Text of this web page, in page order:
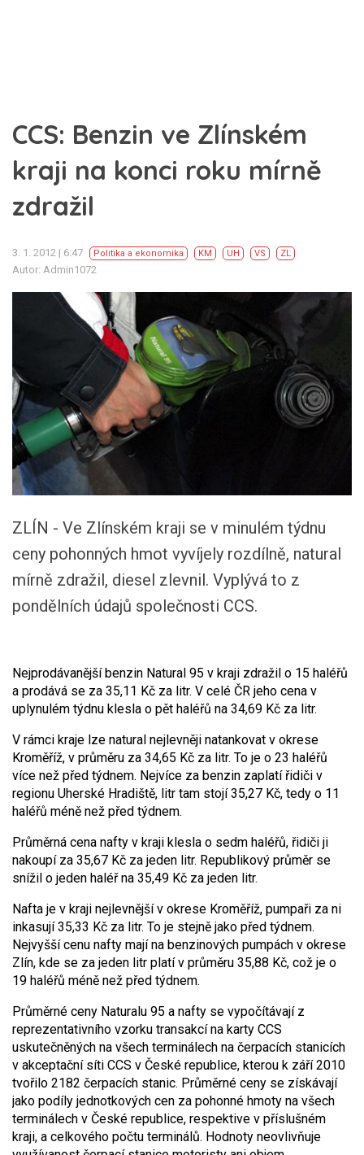
CCS: Benzin ve Zlínském
kraji na konci roku mírně
zdražil
3. 1. 2012 | 6:47 Politika a ekonomika KM UH VS ZL
Autor: Admin1072
ZLÍN - Ve Zlínském kraji se v minulém týdnu
ceny pohonných hmot vyvíjely rozdílně, natural
mírně zdražil, diesel zlevnil. Vyplývá to z
pondělních údajů společnosti CCS.
Nejprodávanější benzin Natural 95 v kraji zdražil o 15 haléřů
a prodává se za 35,11 Kč za litr. V celé ČR jeho cena v
uplynulém týdnu klesla o pět haléřů na 34,69 Kč za litr.
V rámci kraje lze natural nejlevněji natankovat v okrese
Kroměříž, v průměru za 34,65 Kč za litr. To je o 23 haléřů
více než před týdnem. Nejvíce za benzin zaplatí řidiči v
regionu Uherské Hradiště, litr tam stojí 35,27 Kč, tedy o 11
haléřů méně než před týdnem.
Průměrná cena nafty v kraji klesla o sedm haléřů, řidiči ji
nakoupí za 35,67 Kč za jeden litr. Republikový průměr se
snížil o jeden haléř na 35,49 Kč za jeden litr.
Nafta je v kraji nejlevnější v okrese Kroměříž, pumpaři za ni
inkasují 35,33 Kč za litr. To je stejně jako před týdnem.
Nejvyšší cenu nafty mají na benzinových pumpách v okrese
Zlín, kde se za jeden litr platí v průměru 35,88 Kč, což je o
19 haléřů méně než před týdnem.
Průměrné ceny Naturalu 95 a nafty se vypočítávají z
reprezentativního vzorku transakcí na karty CCS
uskutečněných na všech terminálech na čerpacích stanicích
v akceptační síti CCS v České republice, kterou k září 2010
tvořilo 2182 čerpacích stanic. Průměrné ceny se získávají
jako podíly jednotkových cen za pohonné hmoty na všech
terminálech v České republice, respektive v příslušném
kraji, a celkového počtu terminálů. Hodnoty neovlivňuje